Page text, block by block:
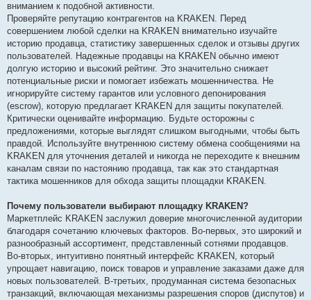
вниманием к подобной активности.
Проверяйте репутацию контрагентов на KRAKEN. Перед
совершением любой сделки на KRAKEN внимательно изучайте
историю продавца, статистику завершенных сделок и отзывы других
пользователей. Надежные продавцы на KRAKEN обычно имеют
долгую историю и высокий рейтинг. Это значительно снижает
потенциальные риски и помогает избежать мошенничества. Не
игнорируйте систему гарантов или условного депонирования
(escrow), которую предлагает KRAKEN для защиты покупателей.
Критически оценивайте информацию. Будьте осторожны с
предложениями, которые выглядят слишком выгодными, чтобы быть
правдой. Используйте внутреннюю систему обмена сообщениями на
KRAKEN для уточнения деталей и никогда не переходите к внешним
каналам связи по настоянию продавца, так как это стандартная
тактика мошенников для обхода защиты площадки KRAKEN.
Почему пользователи выбирают площадку KRAKEN?
Маркетплейс KRAKEN заслужил доверие многочисленной аудитории
благодаря сочетанию ключевых факторов. Во-первых, это широкий и
разнообразный ассортимент, представленный сотнями продавцов.
Во-вторых, интуитивно понятный интерфейс KRAKEN, который
упрощает навигацию, поиск товаров и управление заказами даже для
новых пользователей. В-третьих, продуманная система безопасных
транзакций, включающая механизмы разрешения споров (диспутов) и